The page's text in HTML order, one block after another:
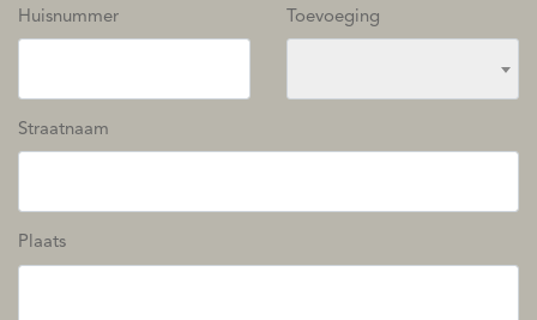
Huisnummer Toevoeging
Straatnaam
Plaats